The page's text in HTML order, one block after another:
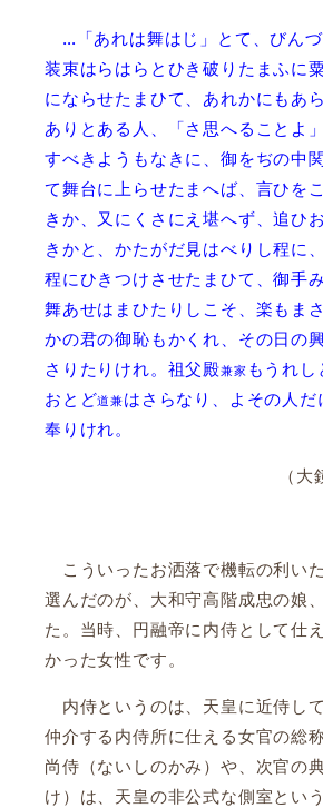
…「あれは舞はじ」とて、びん
装束はらはらとひき破りたまふに
にならせたまひて、あれかにもあ
ありとある人、「さ思へることよ
すべきようもなきに、御をぢの中
て舞台に上らせたまへば、言ひを
きか、又にくさにえ堪へず、追ひ
きかと、かたがだ見はべりし程に
程にひきつけさせたまひて、御手
舞あせはまひたりしこそ、楽もま
かの君の御恥もかくれ、その日の
さりたりけれ。祖父殿兼家 もうれ
おとど道兼はさらなり、よその人だ
奉りけれ。
（
こういったお洒落で機転の利い
選んだのが、大和守高階成忠の娘
た。当時、円融帝に内侍として仕
かった女性です。
内侍というのは、天皇に近侍し
仲介する内侍所に仕える女官の総
尚侍（ないしのかみ）や、次官の
け）は、天皇の非公式な側室とい